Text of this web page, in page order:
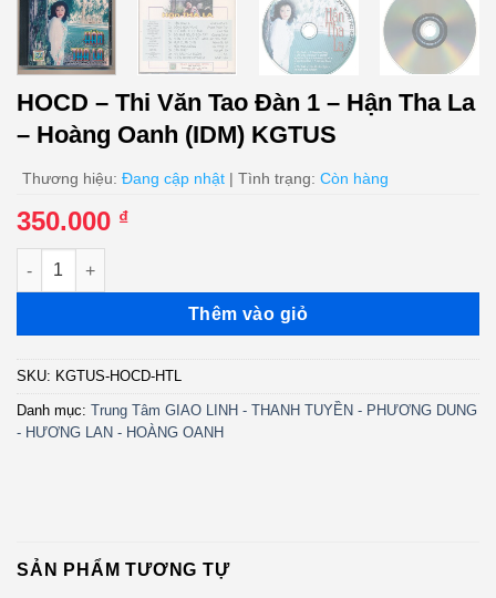
HOCD – Thi Văn Tao Đàn 1 – Hận Tha La
– Hoàng Oanh (IDM) KGTUS
Thương hiệu: Đang cập nhật | Tình trạng: Còn hàng
350.000 ₫
HOCD - Thi Văn Tao Đàn 1 - Hận Tha La - Hoàng Oanh (IDM)
Thêm vào giỏ
SKU: KGTUS-HOCD-HTL
Danh mục: Trung Tâm GIAO LINH - THANH TUYỀN - PHƯƠNG DUNG
- HƯƠNG LAN - HOÀNG OANH
SẢN PHẨM TƯƠNG TỰ